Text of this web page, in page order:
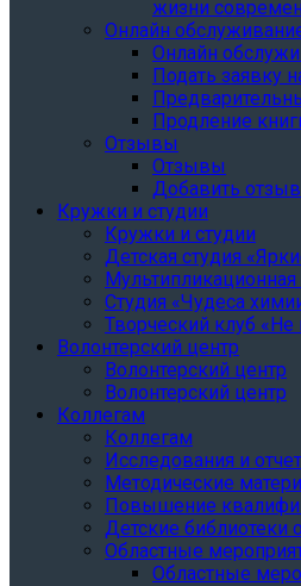
жизни
Онлайн
Онлайн
Подать заявку
Продление
Отзывы
Отзывы
Добавить отзыв
Кружки и студии
Кружки и студии
Детская студия
Мультипликационная
Студия «Чудеса
Творческий клуб
Волонтерский центр
Волонтерский центр
Волонтерский центр
Коллегам
Коллегам
Исследования и
Методические
Повышение
Детские библиотеки
Областные
Областные